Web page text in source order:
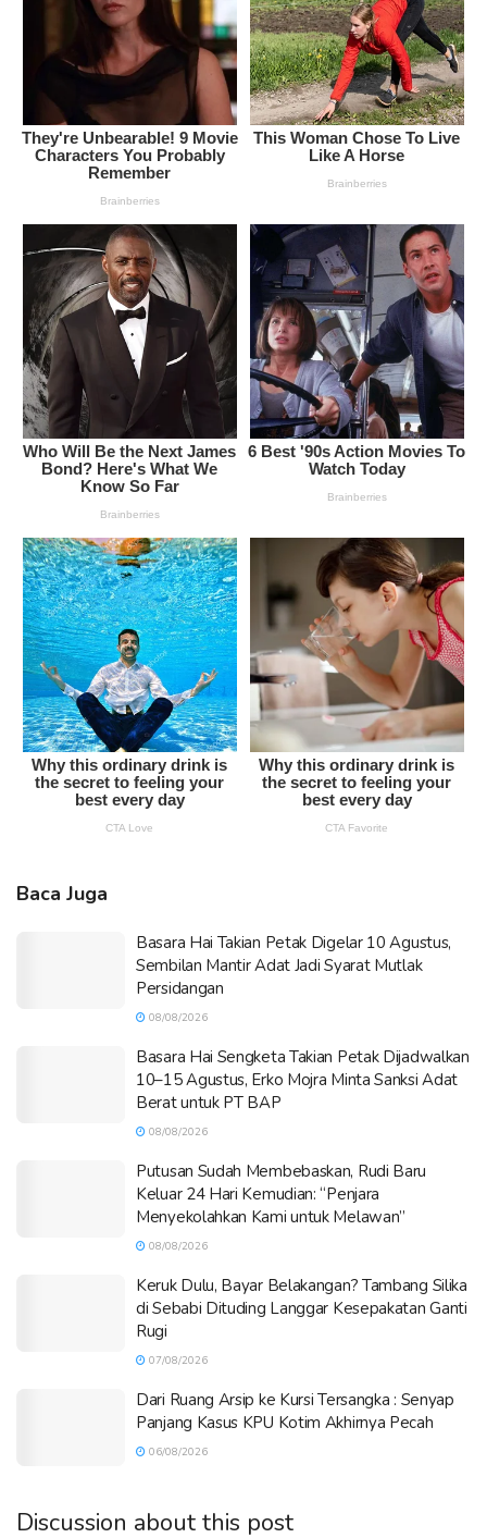
Baca Juga
Basara Hai Takian Petak Digelar 10 Agustus,
Sembilan Mantir Adat Jadi Syarat Mutlak
Persidangan
08/08/2026
Basara Hai Sengketa Takian Petak Dijadwalkan
10–15 Agustus, Erko Mojra Minta Sanksi Adat
Berat untuk PT BAP
08/08/2026
Putusan Sudah Membebaskan, Rudi Baru
Keluar 24 Hari Kemudian: “Penjara
Menyekolahkan Kami untuk Melawan”
08/08/2026
Keruk Dulu, Bayar Belakangan? Tambang Silika
di Sebabi Dituding Langgar Kesepakatan Ganti
Rugi
07/08/2026
Dari Ruang Arsip ke Kursi Tersangka : Senyap
Panjang Kasus KPU Kotim Akhirnya Pecah
06/08/2026
Discussion about this post